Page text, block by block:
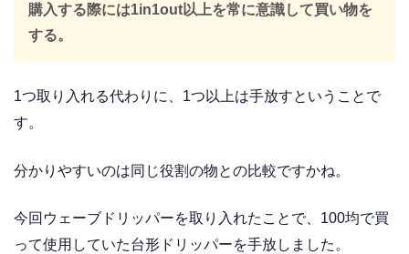
購入する際には1in1out以上を常に意識して買い物を
する。
1つ取り入れる代わりに、1つ以上は手放すということで
す。
分かりやすいのは同じ役割の物との比較ですかね。
今回ウェーブドリッパーを取り入れたことで、100均で買
って使用していた台形ドリッパーを手放しました。